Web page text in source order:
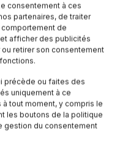
consentement à ces
partenaires, de traiter
de
afficher des publicités
retirer son consentement
précède ou faites des
uniquement à ce
tout moment, y compris le
les boutons de la politique
gestion du consentement
ovunque. Il wifi
ritmo vero della
gli uccelli
vigneti al
pet-friendly
gestire cani
rumorosi.